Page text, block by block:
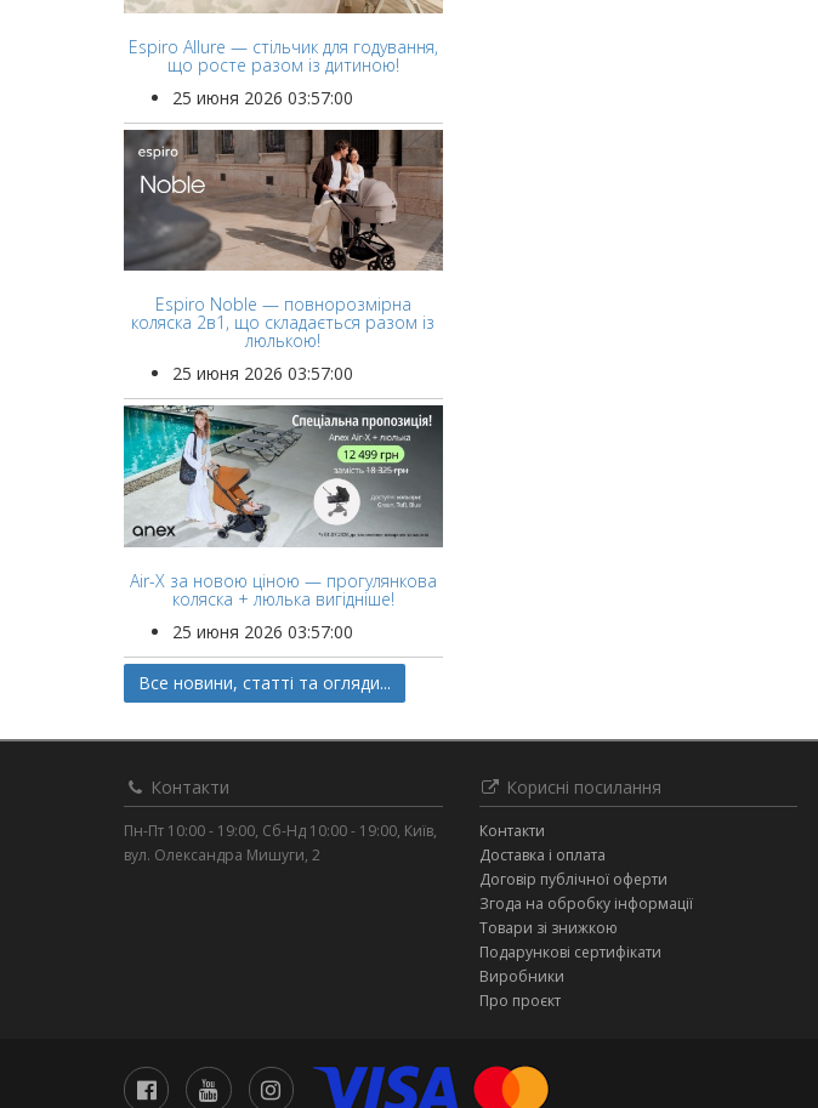
Espiro Allure — стільчик для годування,
що росте разом із дитиною!
25 июня 2026 03:57:00
Espiro Noble — повнорозмірна
коляска 2в1, що складається разом із
люлькою!
25 июня 2026 03:57:00
Air-X за новою ціною — прогулянкова
коляска + люлька вигідніше!
25 июня 2026 03:57:00
Все новини, статті та огляди...
Контакти
Пн-Пт 10:00 - 19:00, Сб-Нд 10:00 - 19:00, Київ,
вул. Олександра Мишуги, 2
Корисні посилання
Контакти
Доставка і оплата
Договір публічної оферти
Згода на обробку інформації
Товари зі знижкою
Подарункові сертифікати
Виробники
Про проєкт